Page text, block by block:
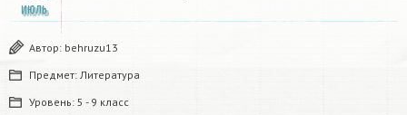
ИЮЛЬ
Автор: behruzu13
Предмет: Литература
Уровень: 5 - 9 класс